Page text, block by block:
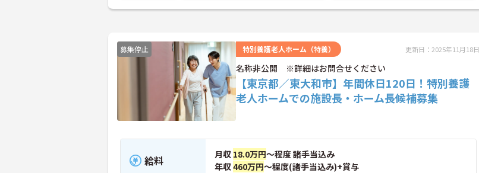
募集停止 特別養護老人ホーム（特養） 更新日：2025年11月18日
名称非公開 ※詳細はお問合せください
【東京都／東大和市】年間休日120日！特別養護
老人ホームでの施設長・ホーム長候補募集
給料 月収 18.0万円～程度 諸手当込み
年収460万円～程度(諸手当込み)+賞与